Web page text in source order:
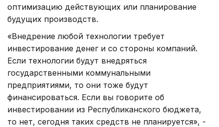
оптимизацию действующих или планирование
будущих производств.
«Внедрение любой технологии требует
инвестирование денег и со стороны компаний.
Если технологии будут внедряться
государственными коммунальными
предприятиями, то они тоже будут
финансироваться. Если вы говорите об
инвестировании из Республиканского бюджета,
то нет, сегодня таких средств не планируется», -